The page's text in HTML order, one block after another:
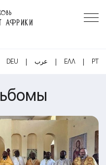
АФРИКИ
DEU | عرب | ΕΛΛ | PT